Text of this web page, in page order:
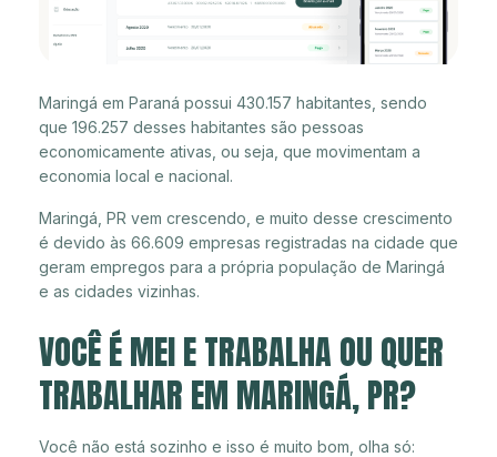
Maringá em Paraná possui 430.157 habitantes, sendo
que 196.257 desses habitantes são pessoas
economicamente ativas, ou seja, que movimentam a
economia local e nacional.
Maringá, PR vem crescendo, e muito desse crescimento
é devido às 66.609 empresas registradas na cidade que
geram empregos para a própria população de Maringá
e as cidades vizinhas.
VOCÊ É MEI E TRABALHA OU QUER
TRABALHAR EM MARINGÁ, PR?
Você não está sozinho e isso é muito bom, olha só: